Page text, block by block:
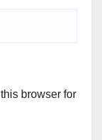
browser for